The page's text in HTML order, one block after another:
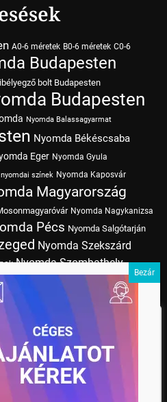
élmény fokozására,
tartalmak megjelenítésére,
A "Mindent elfogad" gombra
A0-6 méretek B0-6 méretek C0-6
Budapesten
bolt Budapesten
Budapesten
Nyomda Balassagyarmat
Nyomda Békéscsaba
Eger Nyomda Gyula
nyomdai színek Nyomda Kaposvár
Magyarország
Nyomda Nagykanizsa
Pécs Nyomda Salgótarján
Nyomda Szekszárd
Nyomda Szombathely
Nyomda Tatabánya Nyomda Vác
Érd nyomtatás
Budapesten